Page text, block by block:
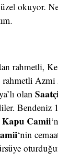
okuyor.
rahmetli,
rahmetli
olan
Bendeniz
Kapu Camii
‘nin